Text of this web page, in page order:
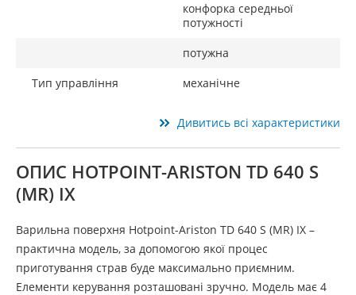
конфорка середньої
потужності
потужна
Тип управління
механічне
Дивитись всі характеристики
ОПИС HOTPOINT-ARISTON TD 640 S
(MR) IX
Варильна поверхня Hotpoint-Ariston TD 640 S (MR) IX –
практична модель, за допомогою якої процес
приготування страв буде максимально приємним.
Елементи керування розташовані зручно. Модель має 4